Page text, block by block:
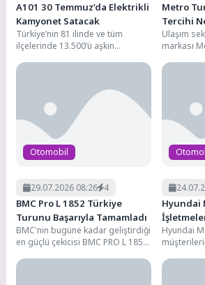
A101 30 Temmuz’da Elektrikli
Kamyonet Satacak
Türkiye’nin 81 ilinde ve tüm
ilçelerinde 13.500’ü aşkın
1.200’den fazla tedarikçisiyle
Metro
Tercihi
Oldu
Ulaşım
markası
filosunu...
Otomobil
29.07.2026 08:26 4
BMC Pro L 1852 Türkiye
Turunu Başarıyla Tamamladı
BMC'nin bugüne kadar geliştirdiği
en güçlü çekicisi BMC PRO L 1852,
gerçekleştirilen...
Hyundai
Hyundai
Leasing